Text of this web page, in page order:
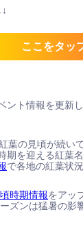
ここをタッ
ント情報を更新
葉の見頃が続い
期を迎える紅葉
で各地の紅葉状
時期情報をアッ
ズンは猛暑の